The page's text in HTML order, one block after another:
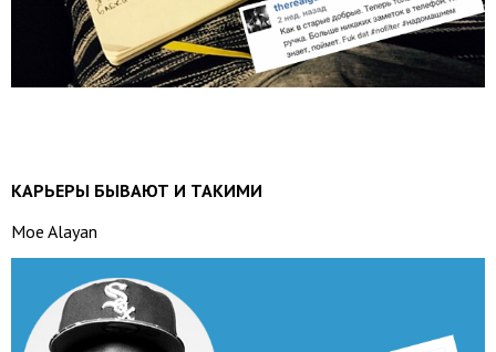
КАРЬЕРЫ БЫВАЮТ И ТАКИМИ
Moe Alayan